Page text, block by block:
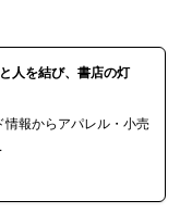
人を結び、書店の灯
報からアパレル・小売